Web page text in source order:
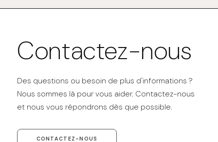
Contactez-nous
Des questions ou besoin de plus d'informations ?
Nous sommes là pour vous aider. Contactez-nous
et nous vous répondrons dès que possible.
CONTACTEZ-NOUS